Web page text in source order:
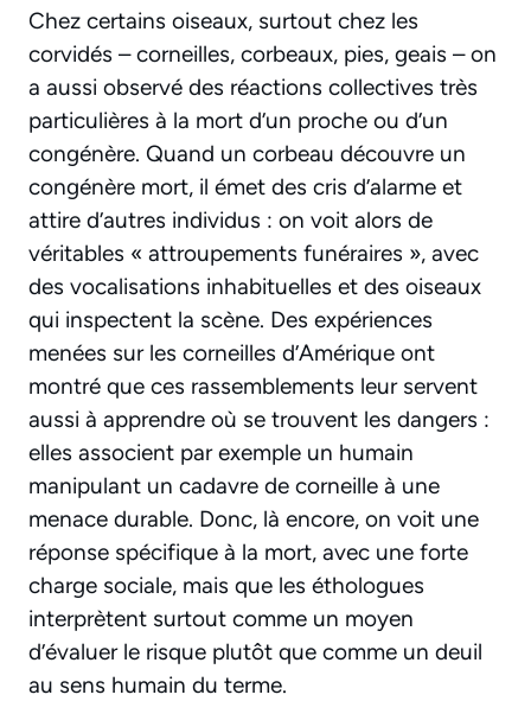
Chez certains oiseaux, surtout chez les
corvidés – corneilles, corbeaux, pies, geais – on
a aussi observé des réactions collectives très
particulières à la mort d’un proche ou d’un
congénère. Quand un corbeau découvre un
congénère mort, il émet des cris d’alarme et
attire d’autres individus : on voit alors de
véritables « attroupements funéraires », avec
des vocalisations inhabituelles et des oiseaux
qui inspectent la scène. Des expériences
menées sur les corneilles d’Amérique ont
montré que ces rassemblements leur servent
aussi à apprendre où se trouvent les dangers :
elles associent par exemple un humain
manipulant un cadavre de corneille à une
menace durable. Donc, là encore, on voit une
réponse spécifique à la mort, avec une forte
charge sociale, mais que les éthologues
interprètent surtout comme un moyen
d’évaluer le risque plutôt que comme un deuil
au sens humain du terme.